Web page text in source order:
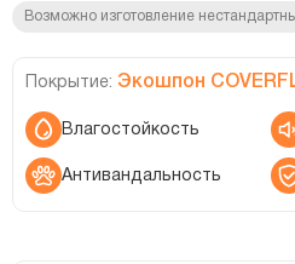
Возможно изготовление
Покрытие: Экошпон
Влагостойкость
Антивандальность